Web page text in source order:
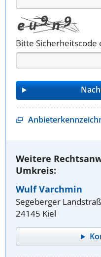
Bitte Sicherheitscode
Weitere
Umkreis:
Wulf Varchmin
Segeberger
24145 Kiel